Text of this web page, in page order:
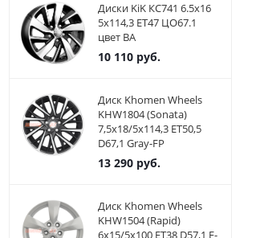
Диски KiK КС741 6.5x16
5x114,3 ET47 ЦО67.1
цвет BA
10 110руб.
Диск Khomen Wheels
KHW1804 (Sonata)
7,5x18/5x114,3 ET50,5
D67,1 Gray-FP
13 290руб.
Диск Khomen Wheels
KHW1504 (Rapid)
6x15/5x100 ET38 D57,1 F-